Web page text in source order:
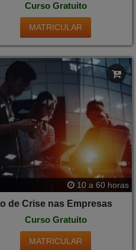
Curso Gratuito
MATRICULAR
10 a 60 horas
de Crise nas Empresas
Curso Gratuito
MATRICULAR